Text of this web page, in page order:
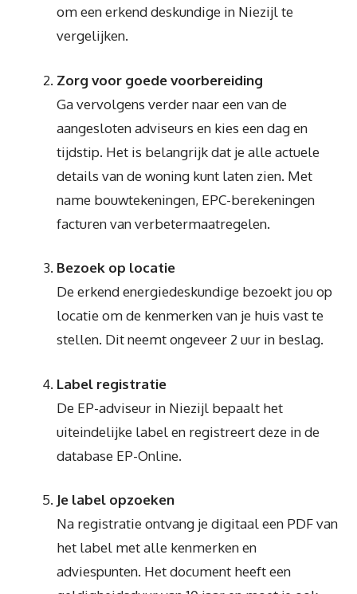
om een erkend deskundige in Niezijl te
vergelijken.
Zorg voor goede voorbereiding
Ga vervolgens verder naar een van de
aangesloten adviseurs en kies een dag en
tijdstip. Het is belangrijk dat je alle actuele
details van de woning kunt laten zien. Met
name bouwtekeningen, EPC-berekeningen
facturen van verbetermaatregelen.
Bezoek op locatie
De erkend energiedeskundige bezoekt jou op
locatie om de kenmerken van je huis vast te
stellen. Dit neemt ongeveer 2 uur in beslag.
Label registratie
De EP-adviseur in Niezijl bepaalt het
uiteindelijke label en registreert deze in de
database EP-Online.
Je label opzoeken
Na registratie ontvang je digitaal een PDF van
het label met alle kenmerken en
adviespunten. Het document heeft een